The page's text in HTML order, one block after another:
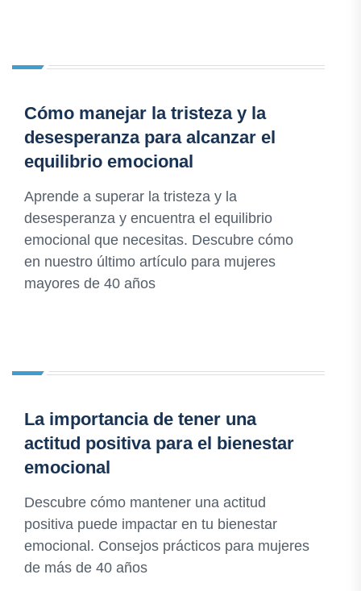
Cómo manejar la tristeza y la
desesperanza para alcanzar el
equilibrio emocional
Aprende a superar la tristeza y la
desesperanza y encuentra el equilibrio
emocional que necesitas. Descubre cómo
en nuestro último artículo para mujeres
mayores de 40 años
La importancia de tener una
actitud positiva para el bienestar
emocional
Descubre cómo mantener una actitud
positiva puede impactar en tu bienestar
emocional. Consejos prácticos para mujeres
de más de 40 años